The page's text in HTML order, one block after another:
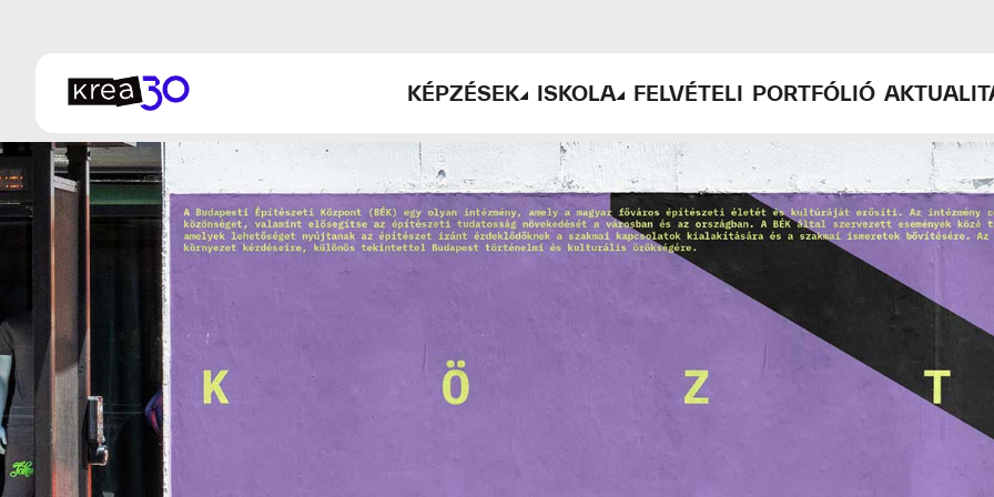
KÉPZÉSEK ISKOLA FELVÉTELI PORTFÓLIÓ